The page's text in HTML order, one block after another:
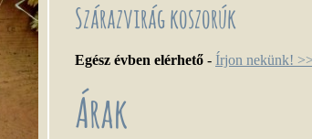
Szárazvirág koszorúk
Egész évben elérhető - Írjon nekünk!
Árak